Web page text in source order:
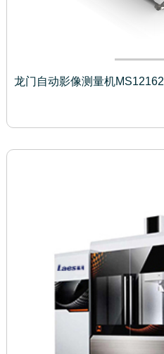
龙门自动影像测量机MS12162